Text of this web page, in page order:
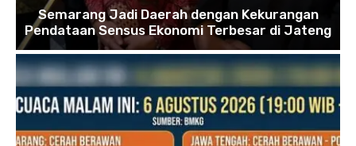
Semarang Jadi Daerah dengan Kekurangan
Pendataan Sensus Ekonomi Terbesar di Jateng